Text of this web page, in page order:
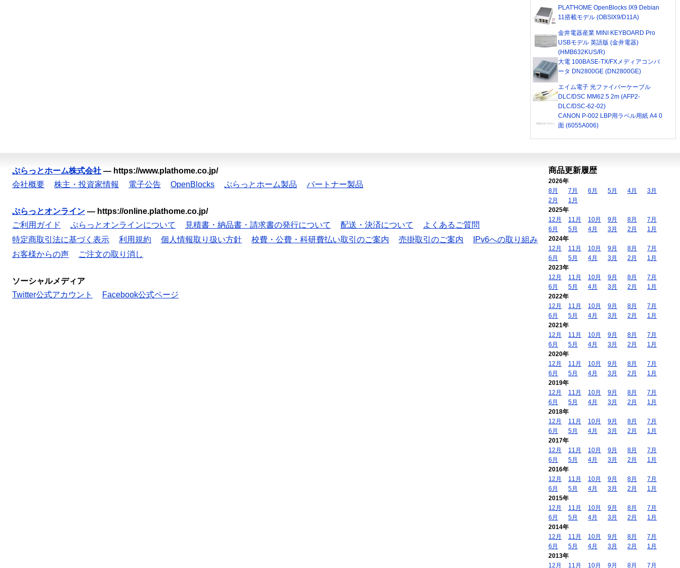
PLAT'HOME OpenBlocks IX9 Debian
11搭載モデル (OBSIX9/D11A)
金井電器産業 MINI KEYBOARD Pro
USBモデル 英語版 (金井電器)
(HMB632KUS/R)
大電 100BASE-TX/FXメディアコンバ
ータ DN2800GE (DN2800GE)
エイム電子 光ファイバーケーブル
DLC/DSC MM62.5 2m (AFP2-
DLC/DSC-62-02)
CANON P-002 LBP用ラベル用紙 A4 0
面 (6055A006)
ぷらっとホーム株式会社 — https://www.plathome.co.jp/
会社概要
株主・投資家情報 電子公告 OpenBlocks ぷらっとホーム製品 パートナー製品
ぷらっとオンライン — https://online.plathome.co.jp/
ご利用ガイド
ぷらっとオンラインについて 見積書・納品書・請求書の発行について 配送・決済について
よくあるご質問
特定商取引法に基づく表示
利用規約 個人情報取り扱い方針 校費・公費・科研費払い取引のご案内 売掛取引のご案内
IPv6への取り組み
お客様からの声
ご注文の取り消し
ソーシャルメディア
Twitter公式アカウント
Facebook公式ページ
商品更新履歴
2026年
8月
7月 6月 5月 4月
3月
2月
1月
2025年
12月
11月 10月 9月 8月
7月
6月
5月 4月 3月 2月
1月
2024年
12月
11月 10月 9月 8月
7月
6月
5月 4月 3月 2月
1月
2023年
12月
11月 10月 9月 8月
7月
6月
5月 4月 3月 2月
1月
2022年
12月
11月 10月 9月 8月
7月
6月
5月 4月 3月 2月
1月
2021年
12月
11月 10月 9月 8月
7月
6月
5月 4月 3月 2月
1月
2020年
12月
11月 10月 9月 8月
7月
6月
5月 4月 3月 2月
1月
2019年
12月
11月 10月 9月 8月
7月
6月
5月 4月 3月 2月
1月
2018年
12月
11月 10月 9月 8月
7月
6月
5月 4月 3月 2月
1月
2017年
12月
11月 10月 9月 8月
7月
6月
5月 4月 3月 2月
1月
2016年
12月
11月 10月 9月 8月
7月
6月
5月 4月 3月 2月
1月
2015年
12月
11月 10月 9月 8月
7月
6月
5月 4月 3月 2月
1月
2014年
12月
11月 10月 9月 8月
7月
6月
5月 4月 3月 2月
1月
2013年
12月
11月 10月 9月 8月 7月